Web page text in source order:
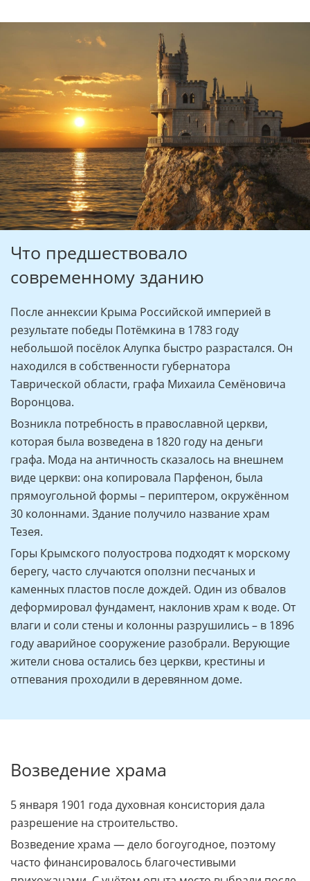
Что предшествовало
современному зданию
После аннексии Крыма Российской империей в
результате победы Потёмкина в 1783 году
небольшой посёлок Алупка быстро разрастался. Он
находился в собственности губернатора
Таврической области, графа Михаила Семёновича
Воронцова.
Возникла потребность в православной церкви,
которая была возведена в 1820 году на деньги
графа. Мода на античность сказалось на внешнем
виде церкви: она копировала Парфенон, была
прямоугольной формы – периптером, окружённом
30 колоннами. Здание получило название храм
Тезея.
Горы Крымского полуострова подходят к морскому
берегу, часто случаются оползни песчаных и
каменных пластов после дождей. Один из обвалов
деформировал фундамент, наклонив храм к воде. От
влаги и соли стены и колонны разрушились – в 1896
году аварийное сооружение разобрали. Верующие
жители снова остались без церкви, крестины и
отпевания проходили в деревянном доме.
Возведение храма
5 января 1901 года духовная консистория дала
разрешение на строительство.
Возведение храма — дело богоугодное, поэтому
часто финансировалось благочестивыми